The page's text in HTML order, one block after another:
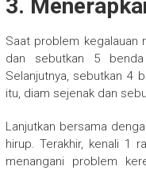
3.
Saat problem kegalauan
dan sebutkan 5
Selanjutnya, sebutkan 4
itu, diam sejenak dan
Lanjutkan bersama
hirup. Terakhir, kenali 1
menangani problem